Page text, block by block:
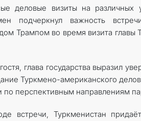
деловые визиты на различных
подчеркнул важность
Трампом во время визита
глава государства выразил
Туркмено-американского
перспективным направлениям
встречи, Туркменистан